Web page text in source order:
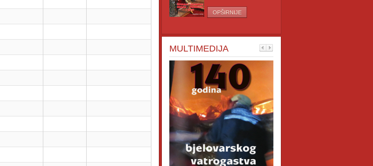
OPŠIRNIJE
MULTIMEDIJA